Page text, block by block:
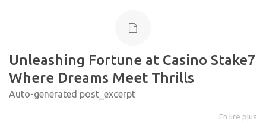
Unleashing Fortune at Casino Stake7
Where Dreams Meet Thrills
Auto-generated post_excerpt
En lire plus